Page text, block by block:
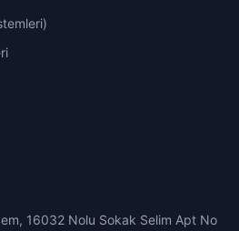
16032 Nolu Sokak Selim Apt No